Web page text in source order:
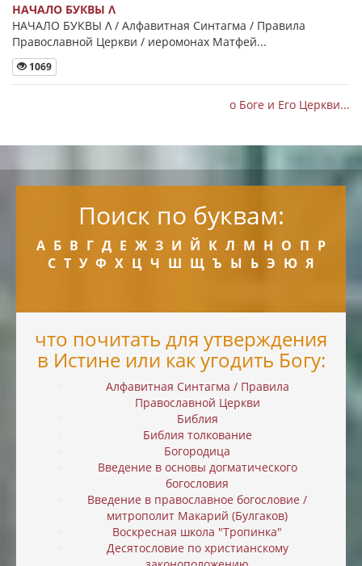
НАЧАЛО БУКВЫ Λ
НАЧАЛО БУКВЫ Λ / Алфавитная Синтагма / Правила
Православной Церкви / иеромонах Матфей...
1069
о Боге и Его Церкви...
Поиск по буквам:
А Б В Г Д Е Ж З И Й К Л М Н О П Р
С Т У Ф Х Ц Ч Ш Щ Ъ Ы Ь Э Ю Я
что почитать для утверждения
в Истине или как угодить Богу:
Алфавитная Синтагма / Правила
Православной Церкви
Библия
Библия толкование
Богородица
Введение в основы догматического
богословия
Введение в православное богословие /
митрополит Макарий (Булгаков)
Воскресная школа "Тропинка"
Десятословие по христианскому